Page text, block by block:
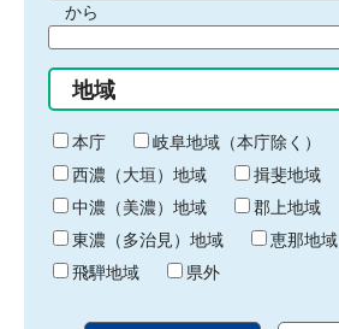
間
始
り
から
間
終
わ
り
地域
本庁
岐阜地域（本庁除く）
西濃（大垣）地域
揖斐地域
中濃（美濃）地域
郡上地域
東濃（多治見）地域
恵那地域
飛騨地域
県外